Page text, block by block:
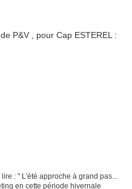
: " L'été approche à grand pas...
en cette période hivernale